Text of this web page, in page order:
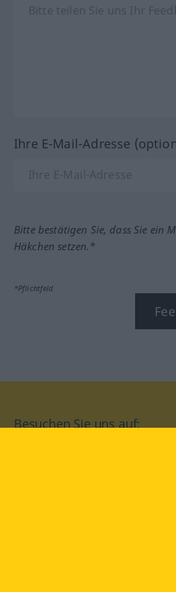
Ihre E-Mail-Adresse
Bitte bestätigen Sie, dass Sie ein
Häkchen setzen.*
*Pflichtfeld
Besuchen Sie uns auf: